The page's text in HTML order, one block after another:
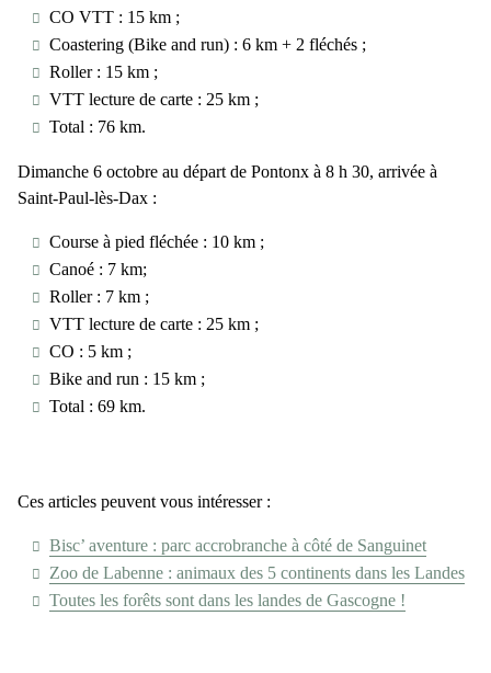
CO VTT : 15 km ;
Coastering (Bike and run) : 6 km + 2 fléchés ;
Roller : 15 km ;
VTT lecture de carte : 25 km ;
Total : 76 km.
Dimanche 6 octobre au départ de Pontonx à 8 h 30, arrivée à
Saint-Paul-lès-Dax :
Course à pied fléchée : 10 km ;
Canoé : 7 km;
Roller : 7 km ;
VTT lecture de carte : 25 km ;
CO : 5 km ;
Bike and run : 15 km ;
Total : 69 km.
Ces articles peuvent vous intéresser :
Bisc’ aventure : parc accrobranche à côté de Sanguinet
Zoo de Labenne : animaux des 5 continents dans les Landes
Toutes les forêts sont dans les landes de Gascogne !